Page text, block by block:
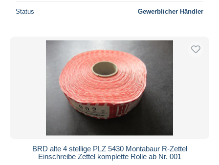
Status Gewerblicher Händler
BRD alte 4 stellige PLZ 5430 Montabaur R-Zettel
Einschreibe Zettel komplette Rolle ab Nr. 001